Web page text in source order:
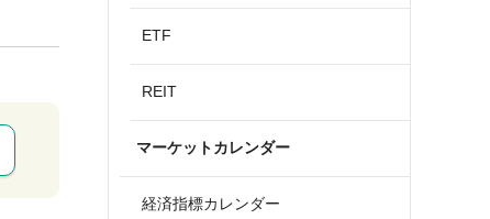
ETF
REIT
マーケットカレンダー
経済指標カレンダー